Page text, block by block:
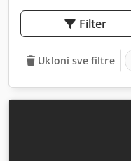
Filter
Ukloni sve filtre